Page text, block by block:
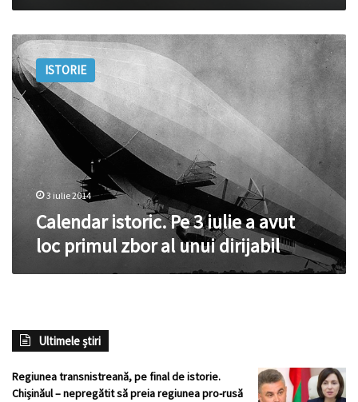
Calendar
istoric.
Pe
3
iulie
a
avut
loc
primul
zbor
dirijabil
ISTORIE
3 iulie 2014
Calendar istoric. Pe 3 iulie a avut
loc primul zbor al unui dirijabil
Ultimele știri
Regiunea transnistreană, pe final de istorie.
Chișinăul – nepregătit să preia regiunea pro-rusă